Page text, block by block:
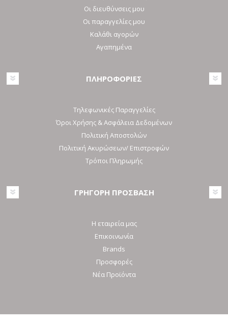
Οι διευθύνσεις μου
Οι παραγγελίες μου
Καλάθι αγορών
Αγαπημένα
ΠΛΗΡΟΦΟΡΙΕΣ
Τηλεφωνικές Παραγγελίες
Όροι Χρήσης & Ασφάλεια Δεδομένων
Πολιτική Αποστολών
Πολιτική Ακυρώσεων/ Επιστροφών
Τρόποι Πληρωμής
ΓΡΗΓΟΡΗ ΠΡΟΣΒΑΣΗ
Η εταιρεία μας
Επικοινωνία
Brands
Προσφορές
Νέα Προϊόντα